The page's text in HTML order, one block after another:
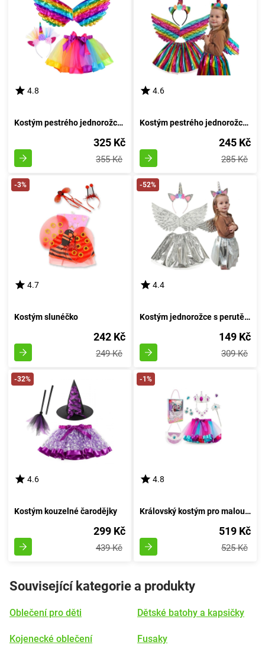
4.8
Kostým pestrého jednorožce s perutěmi duhy
325 Kč
355 Kč
4.6
Kostým pestrého jednorožce s křídly
245 Kč
285 Kč
-3%
4.7
Kostým slunéčko
242 Kč
249 Kč
-52%
4.4
Kostým jednorožce s perutěmi stříbrnými
149 Kč
309 Kč
-32%
4.6
Kostým kouzelné čarodějky
299 Kč
439 Kč
-1%
4.8
Královský kostým pro malou princeznu s diadémem
519 Kč
525 Kč
Související kategorie a produkty
Oblečení pro děti
Kojenecké oblečení
Dětské batohy a kapsičky
Fusaky